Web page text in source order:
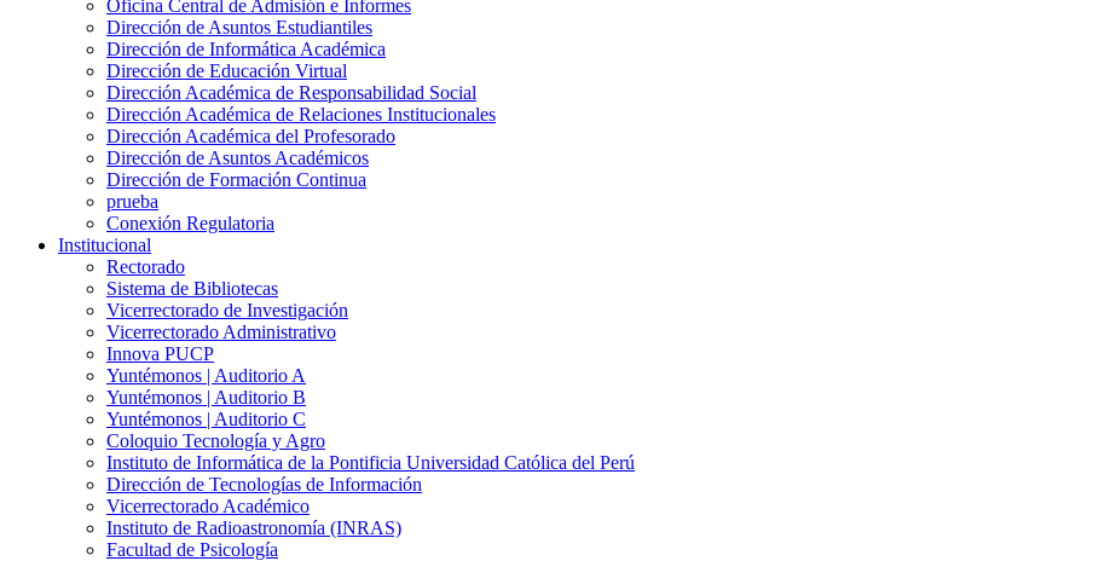
Oficina Central de Admisión e Informes
Dirección de Asuntos Estudiantiles
Dirección de Informática Académica
Dirección de Educación Virtual
Dirección Académica de Responsabilidad Social
Dirección Académica de Relaciones Institucionales
Dirección Académica del Profesorado
Dirección de Asuntos Académicos
Dirección de Formación Continua
prueba
Conexión Regulatoria
Institucional
Rectorado
Sistema de Bibliotecas
Vicerrectorado de Investigación
Vicerrectorado Administrativo
Innova PUCP
Yuntémonos | Auditorio A
Yuntémonos | Auditorio B
Yuntémonos | Auditorio C
Coloquio Tecnología y Agro
Instituto de Informática de la Pontificia Universidad Católica del Perú
Dirección de Tecnologías de Información
Vicerrectorado Académico
Instituto de Radioastronomía (INRAS)
Facultad de Psicología